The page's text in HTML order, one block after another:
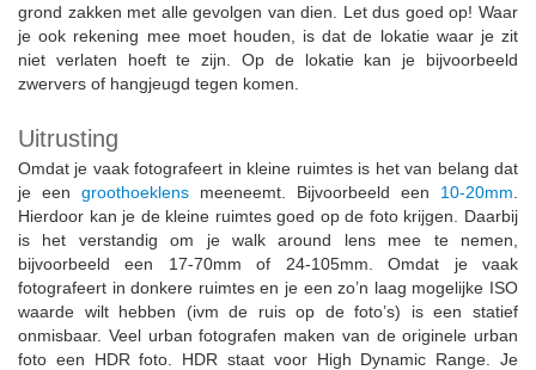
grond zakken met alle gevolgen van dien. Let dus goed op! Waar
je ook rekening mee moet houden, is dat de lokatie waar je zit
niet verlaten hoeft te zijn. Op de lokatie kan je bijvoorbeeld
zwervers of hangjeugd tegen komen.
Uitrusting
Omdat je vaak fotografeert in kleine ruimtes is het van belang dat
je een groothoeklens meeneemt. Bijvoorbeeld een 10-20mm
Hierdoor kan je de kleine ruimtes goed op de foto krijgen. Daarbij
is het verstandig om je walk around lens mee te nemen,
bijvoorbeeld een 17-70mm of 24-105mm. Omdat je vaak
fotografeert in donkere ruimtes en je een zo’n laag mogelijke ISO
waarde wilt hebben (ivm de ruis op de foto’s) is een statief
onmisbaar. Veel urban fotografen maken van de originele urban
foto een HDR foto. HDR staat voor High Dynamic Range. Je